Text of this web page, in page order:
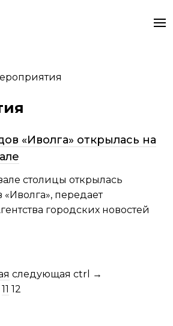
«Иволга» открылась на
столицы открылась
«Иволга», передает
городских новостей
следующая ctrl
→
11 12